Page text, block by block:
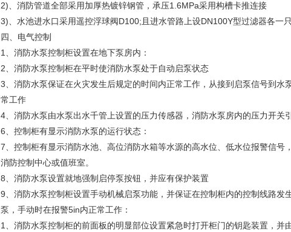
2)、消防管道全部采用加厚热镀锌钢管，承压1.6MPa采用构槽卡推连接
3)、水池进水口采用遥控浮球阀D100;且进水管路上设DN100Y型过滤器各一只
四、电气控制
1、消防水泵控制柜设置在地下泵房内：
2、消防水泵控制柜在平时使消防水泵处于自动启泵状态
3、消防水泵保证在火灾发生后规定的时间内正常工作，从接到启泵信号到水
常工作
4、消防水泵由水泵出水千管上设置的压力传感器，消防水泵房内的压力开关
6、控制柜有显示消防水泵的运行状态：
7、控制柜有显示消防水池、高位消防水箱等水源的高水位、低水位报警信号
消防控制中心或值班室。
8、消防水泵设置就地强制启停泵按钮，并应有保护装置
9、消防水泵控制柜设置手动机械启泵功能，并保证在控制柜内的控制线路发
泵，手动时在报警5in内正常工作：
1、消防水泵控制柜的前面板的明显部位设置紧急时打开柜门的钥匙装置，并